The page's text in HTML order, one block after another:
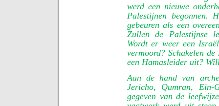
werd een nieuwe
Palestijnen begonnen.
gebeuren als een
Zullen de Palestijnse
Wordt er weer een
vermoord? Schakelen
een Hamasleider uit?
Aan de hand van
Jericho, Qumran, Ein-
gegeven van de